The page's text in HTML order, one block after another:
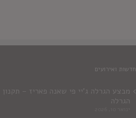
חדשות ואירועים
מבצע הגרלה ג'יי פי שאנה פאריז – תקנון
הגרלה